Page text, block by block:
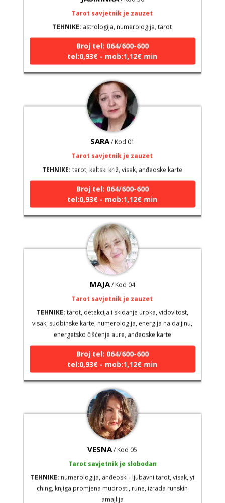
Tarot savjetnik je zauzet
TEHNIKE: astrologija, numerologija, tarot
Broj tel: 064/600-600
tel:0,93€ - mob:1,12€ min
SARA/ Kod 01
tarot, keltski križ, visak, anđeoske karte
Broj tel: 064/600-600
tel:0,93€ - mob:1,12€ min
MAJA/ Kod 04
Tarot savjetnik je zauzet
tarot, detekcija i skidanje uroka, vidovitost,
visak, sudbinske karte, numerologija, energija na daljinu,
energetsko čišćenje aure, anđeoske karte
Broj tel: 064/600-600
tel:0,93€ - mob:1,12€ min
VESNA/ Kod 05
numerologija, anđeoski i ljubavni tarot, visak, yi
ching, knjiga promjena mudrosti, rune, izrada runskih
amajlija